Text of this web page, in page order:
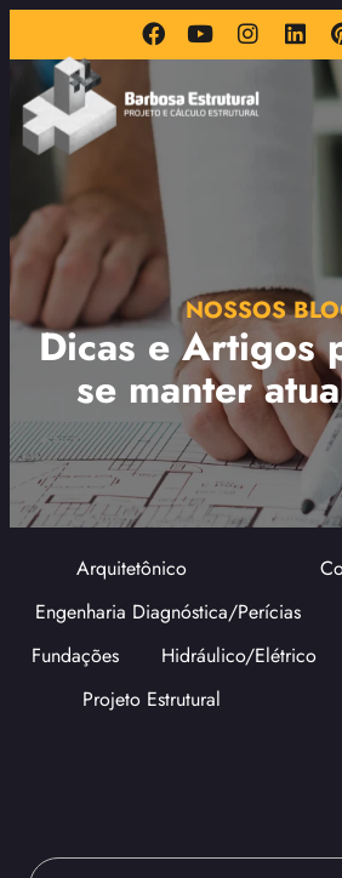
NOSSOS
Dicas e Artigos
se manter
Arquitetônico
Engenharia Diagnóstica/Perícias
Fundações
Hidráulico/Elétrico
Projeto Estrutural